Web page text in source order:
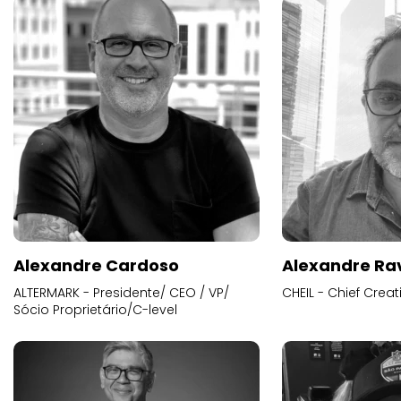
Alexandre Cardoso
ALTERMARK - Presidente/ CEO / VP/
Sócio Proprietário/C-level
Alexandre
CHEIL - Chief